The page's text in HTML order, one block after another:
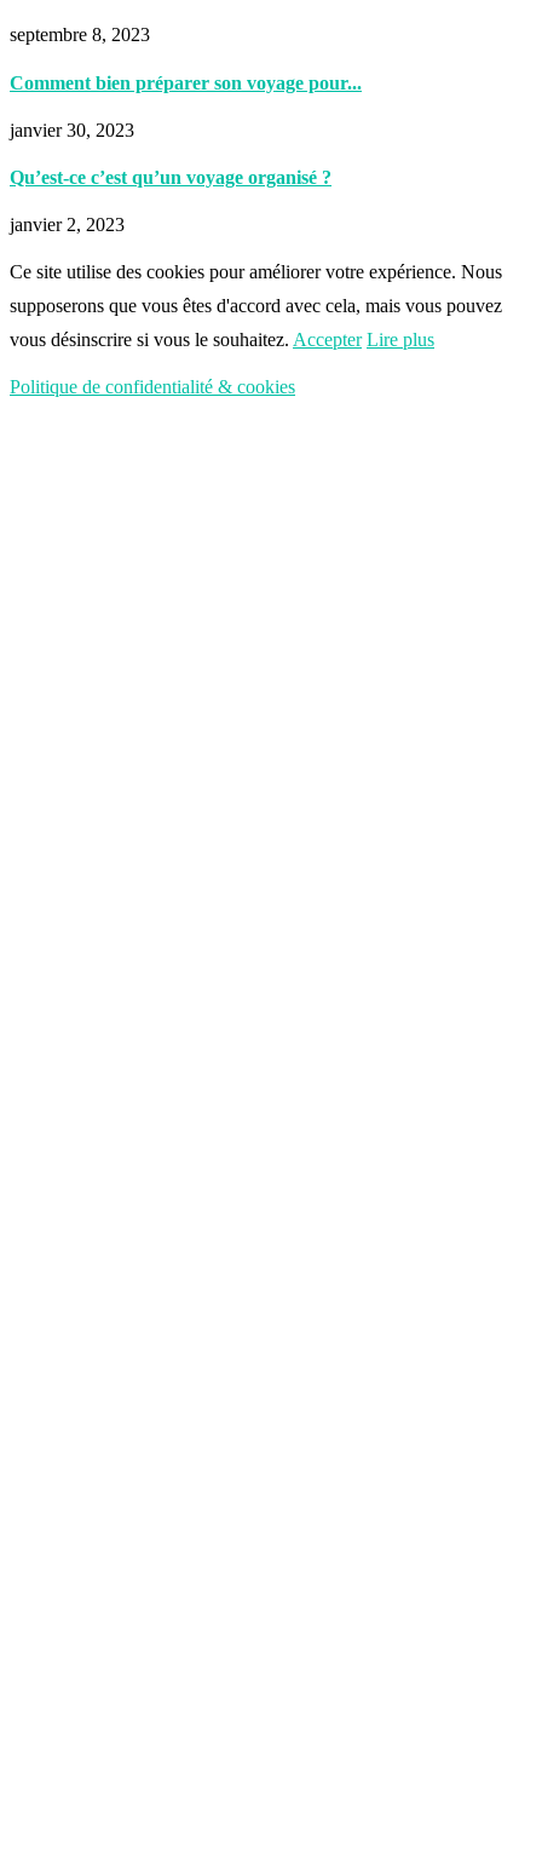
septembre 8, 2023
Comment bien préparer son voyage pour...
janvier 30, 2023
Qu’est-ce c’est qu’un voyage organisé ?
janvier 2, 2023
Ce site utilise des cookies pour améliorer votre expérience. Nous
supposerons que vous êtes d'accord avec cela, mais vous pouvez
vous désinscrire si vous le souhaitez. Accepter Lire plus
Politique de confidentialité & cookies